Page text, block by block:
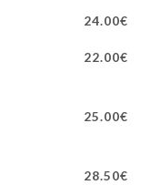
24.00€
22.00€
25.00€
28.50€